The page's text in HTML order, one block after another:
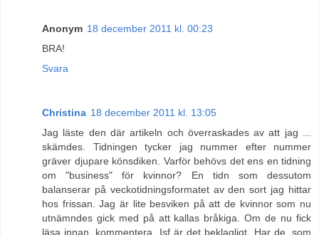
Anonym 18 december 2011 kl. 00:23
BRA!
Svara
Christina 18 december 2011 kl. 13:05
Jag läste den där artikeln och överraskades av att jag ...
skämdes. Tidningen tycker jag nummer efter nummer
gräver djupare könsdiken. Varför behövs det ens en tidning
om "business" för kvinnor? En tidn som dessutom
balanserar på veckotidningsformatet av den sort jag hittar
hos frissan. Jag är lite besviken på att de kvinnor som nu
utnämndes gick med på att kallas bråkiga. Om de nu fick
läsa innan, kommentera. Isf är det beklagligt. Har de, som